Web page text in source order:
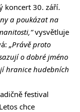
koncert 30. září.
a poukázat na
vysvětluje
„Právě proto
o dobré jméno
hranice hudebních
festival
chce